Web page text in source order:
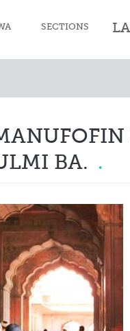
SECTIONS
Zakka
Hajji
Mutuwa da Janá’iza
Kyawawan Halayen
Hulxoxin Kuxi
BA.